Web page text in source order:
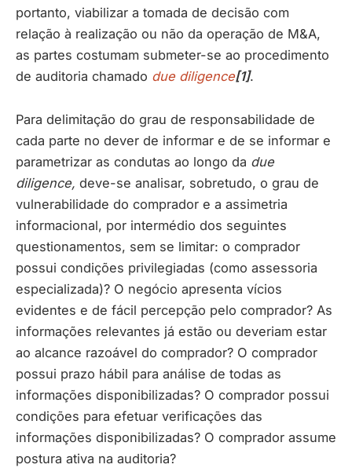
portanto, viabilizar a tomada de decisão com
relação à realização ou não da operação de M&A,
as partes costumam submeter-se ao procedimento
de auditoria chamado due diligence[1].
Para delimitação do grau de responsabilidade de
cada parte no dever de informar e de se informar e
parametrizar as condutas ao longo da due
diligence, deve-se analisar, sobretudo, o grau de
vulnerabilidade do comprador e a assimetria
informacional, por intermédio dos seguintes
questionamentos, sem se limitar: o comprador
possui condições privilegiadas (como assessoria
especializada)? O negócio apresenta vícios
evidentes e de fácil percepção pelo comprador? As
informações relevantes já estão ou deveriam estar
ao alcance razoável do comprador? O comprador
possui prazo hábil para análise de todas as
informações disponibilizadas? O comprador possui
condições para efetuar verificações das
informações disponibilizadas? O comprador assume
postura ativa na auditoria?